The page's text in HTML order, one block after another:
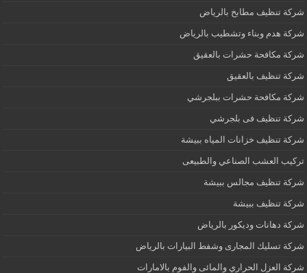
شركة تنظيف مطابخ بالرياض
شركة هدم وبناء وتشطيب بالرياض
شركة مكافحة حشرات بالعقيق
شركة تنظيف بالعقيق
شركة مكافحة حشرات ببلجرشي
شركة تنظيف فى بلجرشي
شركة تنظيف خزانات المياه ببيشة
تركيب العشب الصناعي والطبيعى
شركة تنظيف مجالس ببيشة
شركة تنظيف ببيشة
شركة دهانات وديكور بالرياض
شركة تسليك المجارى وشفط البيارات بالرياض
شركة العزل الحراري والمائى والفوم بالامارات